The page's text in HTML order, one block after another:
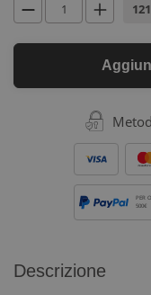
PER
500€
Descrizione